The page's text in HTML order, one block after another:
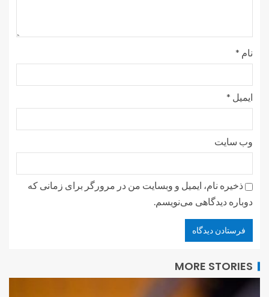
نام *
ایمیل *
وب‌ سایت
ذخیره نام، ایمیل و وبسایت من در مرورگر برای زمانی که
دوباره دیدگاهی می‌نویسم.
MORE STORIES